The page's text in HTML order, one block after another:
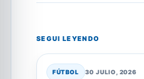
SEGUI LEYENDO
FÚTBOL 30 JULIO, 2026